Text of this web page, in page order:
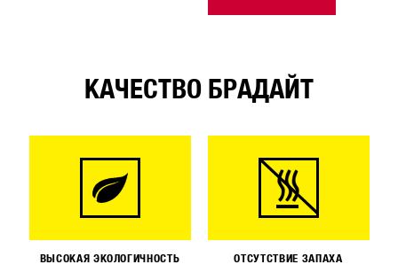
КАЧЕСТВО БРАДАЙТ
ВЫСОКАЯ ЭКОЛОГИЧНОСТЬ ОТСУТСТВИЕ ЗАПАХА